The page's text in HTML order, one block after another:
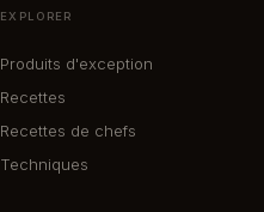
EXPLORER
Produits d'exception
Recettes
Recettes de chefs
Techniques